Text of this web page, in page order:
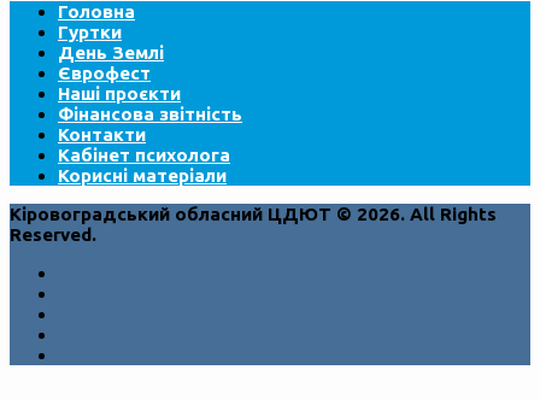
Головна
Гуртки
День Землі
Єврофест
Наші проєкти
Фінансова звітність
Контакти
Кабінет психолога
Корисні матеріали
Кіровоградський обласний ЦДЮТ © 2026. All Rights
Reserved.